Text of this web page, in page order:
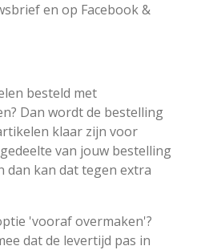
en op Facebook &
besteld met
Dan wordt de bestelling
klaar zijn voor
van jouw bestelling
dan kan dat tegen extra
'vooraf overmaken'?
dat de levertijd pas in